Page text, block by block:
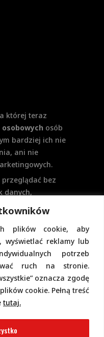
plików cookie, aby
wyświetlać reklamy lub
potrzeb
ruch na stronie.
oznacza zgodę
cookie. Pełną treść
tutaj.
której teraz
osób
bardziej ich nie
ani nie
bez
danych,
nie
kontaktowych
wiązałoby się
znajdziecie